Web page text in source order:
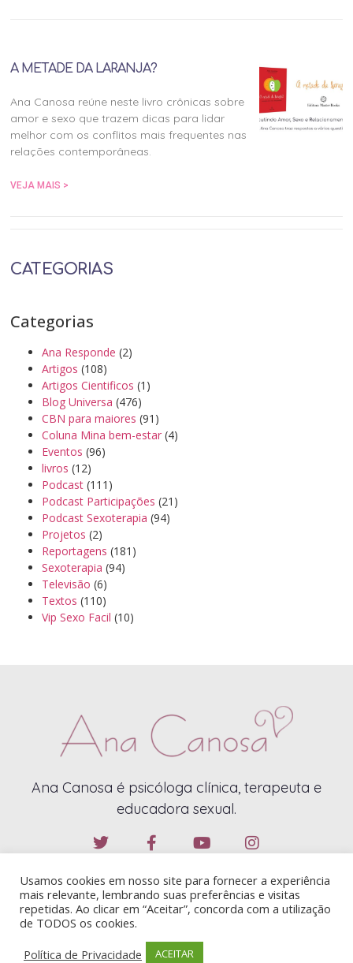
A METADE DA LARANJA?
Ana Canosa reúne neste livro crônicas sobre
amor e sexo que trazem dicas para lidar
melhor com os conflitos mais frequentes nas
relações contemporâneas.
VEJA MAIS >
CATEGORIAS
Categorias
Ana Responde (2)
Artigos (108)
Artigos Cientificos (1)
Blog Universa (476)
CBN para maiores (91)
Coluna Mina bem-estar (4)
Eventos (96)
livros (12)
Podcast (111)
Podcast Participações (21)
Podcast Sexoterapia (94)
Projetos (2)
Reportagens (181)
Sexoterapia (94)
Televisão (6)
Textos (110)
Vip Sexo Facil (10)
Ana Canosa é psicóloga clínica, terapeuta e
educadora sexual.
ANA CANOSA – 2019 – TODOS OS DIREITOS RESERVADOS
CONTATO@ANACANOSA.COM.BR
Usamos cookies em nosso site para fornecer a experiência
mais relevante, lembrando suas preferências e visitas
repetidas. Ao clicar em “Aceitar”, concorda com a utilização
de TODOS os cookies.
Política de Privacidade
ACEITAR